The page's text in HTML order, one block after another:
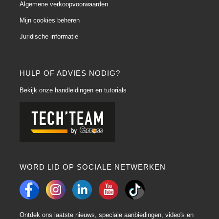
UHS Express Plus Autolak
P190-7020 is een tweecomponenten acryl vernis geoptimaliseerd voor
werkcomfort en flexibiliteit, voor een uitstekende eindkwaliteit op
bussen van 5 liter. Deze VOC-conforme Autolak is ideaal voor het bijwerken
technologie van deze Nexa vernis kunnen carrosserieherstellers uitstekende
resultaten bereiken in slechts 15 minuten bij 60°C. Het aanbrengen is
eenvoudig en doeltreffend, alles wat je nodig hebt is een Spuitpistool met
Nexa Autocolor Hoog Stevig Express plus Autolak:
De Hoog Stevig plus blanke lak van Nexa
is een lak die het voordeel heeft
dat hij extreem snel droogt, zodat je productiever kunt werken. Het
aanbrengen van de P190-8000 professionele Autolak kan niet eenvoudiger.
HULP OF ADVIES NODIG?
Bekijk onze handleidingen en tutorials
WORD LID OP SOCIALE NETWERKEN
Ontdek ons laatste nieuws, speciale aanbiedingen, video's en
Algemene verkoopvoorwaarden
Mijn cookies beheren
Juridische informatie